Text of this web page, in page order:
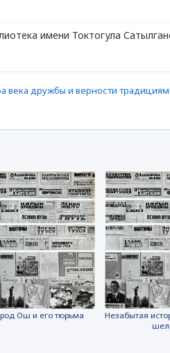
имени Токтогула
века дружбы и верности
Ош и его тюрьма
Незабытая